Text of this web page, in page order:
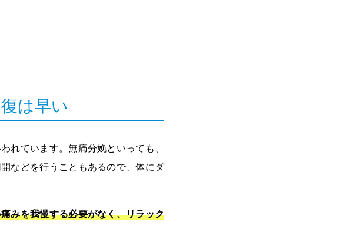
は早い
れています。無痛分娩といっても、
などを行うこともあるので、体にダ
みを我慢する必要がなく、リラック